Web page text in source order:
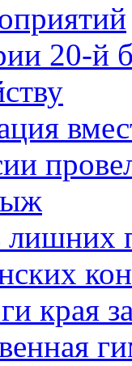
20-й
лишних
края